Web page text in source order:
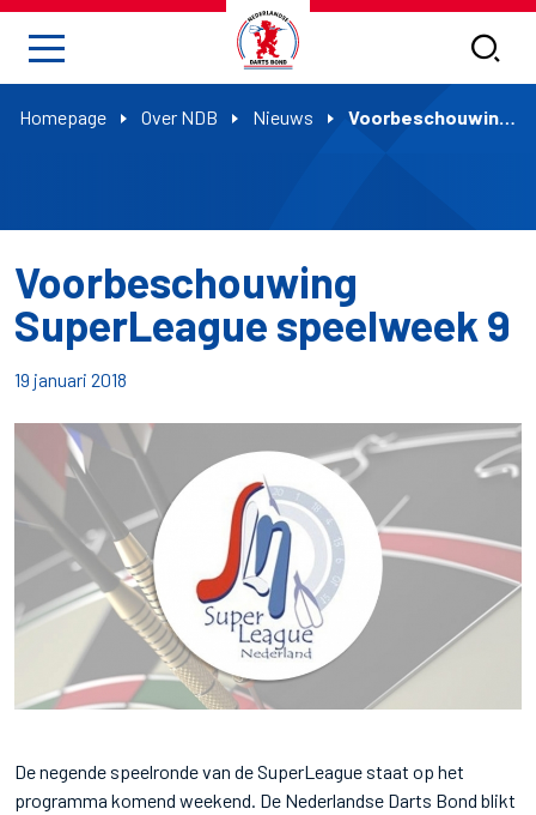
Homepage Over NDB Nieuws Voorbeschouwing SuperLeague speelweek 9
Voorbeschouwing
SuperLeague speelweek 9
19 januari 2018
De negende speelronde van de SuperLeague staat op het
programma komend weekend. De Nederlandse Darts Bond blikt